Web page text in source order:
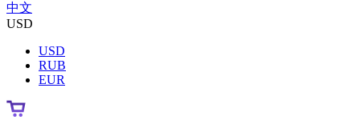
中文
USD
USD
RUB
EUR